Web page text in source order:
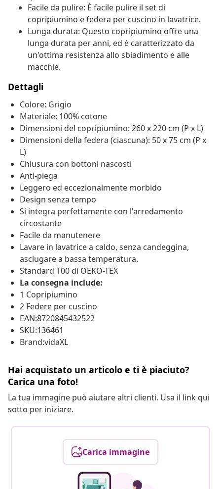
Facile da pulire: È facile pulire il set di
copripiumino e federa per cuscino in lavatrice.
Lunga durata: Questo copripiumino offre una
lunga durata per anni, ed è caratterizzato da
un'ottima resistenza allo sbiadimento e alle
macchie.
Dettagli
Colore: Grigio
Materiale: 100% cotone
Dimensioni del copripiumino: 260 x 220 cm (P x L)
Dimensioni della federa (ciascuna): 50 x 75 cm (P x
L)
Chiusura con bottoni nascosti
Anti-piega
Leggero ed eccezionalmente morbido
Design senza tempo
Si integra perfettamente con l'arredamento
circostante
Facile da manutenere
Lavare in lavatrice a caldo, senza candeggina,
asciugare a bassa temperatura.
Standard 100 di OEKO-TEX
La consegna include:
1 Copripiumino
2 Federe per cuscino
EAN:8720845432522
SKU:136461
Brand:vidaXL
Hai acquistato un articolo e ti è piaciuto?
Carica una foto!
La tua immagine può aiutare altri clienti. Usa il link qui
sotto per iniziare.
Carica immagine